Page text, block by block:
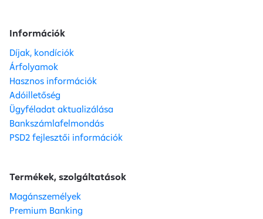
Információk
Díjak, kondíciók
Árfolyamok
Hasznos információk
Adóilletőség
Ügyféladat aktualizálása
Bankszámlafelmondás
PSD2 fejlesztői információk
Termékek, szolgáltatások
Magánszemélyek
Premium Banking